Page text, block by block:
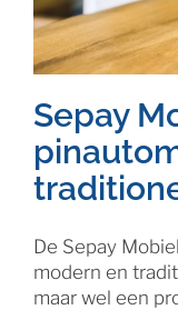
Sepay
De Sepay
modern en
maar wel een